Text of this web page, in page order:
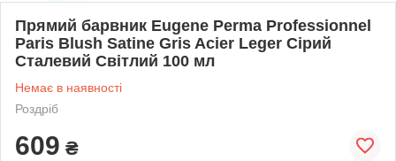
Прямий барвник Eugene Рerma Professionnel
Paris Blush Satine Gris Acier Leger Сірий
Сталевий Світлий 100 мл
Немає в наявності
Роздріб
609 ₴